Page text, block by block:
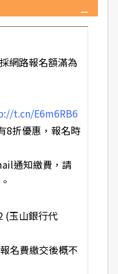
網路報名額滿為
t.cn/E6m6RB6
8折優惠，報名時
通知繳費，請
(玉山銀行代
名費繳交後概不